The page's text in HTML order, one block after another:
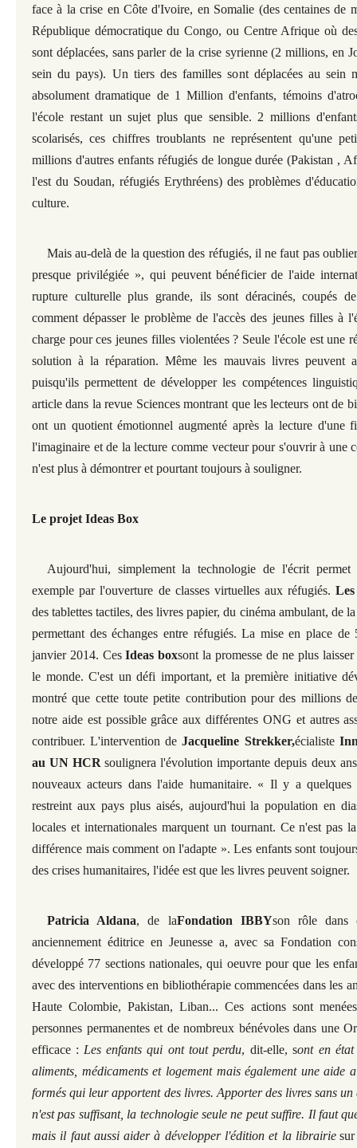
face à la crise en Côte d'Ivoire, en Somalie (des centaines de
République démocratique du Congo, ou Centre Afrique où
sont déplacées, sans parler de la crise syrienne (2 millions, en
sein du pays). Un tiers des familles sont déplacées au sein
absolument dramatique de 1 Million d'enfants, témoins
l'école restant un sujet plus que sensible. 2 millions
scolarisés, ces chiffres troublants ne représentent qu'une
millions d'autres enfants réfugiés de longue durée (Pakistan ,
l'est du Soudan, réfugiés Erythréens) des problèmes
culture.
Mais au-delà de la question des réfugiés, il ne faut pas
presque privilégiée », qui peuvent bénéficier de l'aide
rupture culturelle plus grande, ils sont déracinés, coupés
comment dépasser le problème de l'accès des jeunes filles à
charge pour ces jeunes filles violentées ? Seule l'école est une
solution à la réparation. Même les mauvais livres peuvent
puisqu'ils permettent de développer les compétences
article dans la revue Sciences montrant que les lecteurs ont de
ont un quotient émotionnel augmenté après la lecture d'une
l'imaginaire et de la lecture comme vecteur pour s'ouvrir à une
n'est plus à démontrer et pourtant toujours à souligner.
Le projet Ideas Box
Aujourd'hui, simplement la technologie de l'écrit permet
exemple par l'ouverture de classes virtuelles aux réfugiés.
des tablettes tactiles, des livres papier, du cinéma ambulant, de
permettant des échanges entre réfugiés. La mise en place
janvier 2014. Ces Ideas boxsont la promesse de ne plus
le monde. C'est un défi important, et la première initiative
montré que cette toute petite contribution pour des millions
notre aide est possible grâce aux différentes ONG et autres
contribuer. L'intervention de Jacqueline Strekker,écialiste
au UN HCR soulignera l'évolution importante depuis deux
nouveaux acteurs dans l'aide humanitaire. « Il y a quelques
restreint aux pays plus aisés, aujourd'hui la population en
locales et internationales marquent un tournant. Ce n'est pas
différence mais comment on l'adapte ». Les enfants sont
des crises humanitaires, l'idée est que les livres peuvent soigner.
Patricia Aldana, de laFondation IBBYson rôle dans
anciennement éditrice en Jeunesse a, avec sa Fondation
développé 77 sections nationales, qui oeuvre pour que les
avec des interventions en bibliothérapie commencées dans les
Haute Colombie, Pakistan, Liban... Ces actions sont
personnes permanentes et de nombreux bénévoles dans une
efficace : Les enfants qui ont tout perdu, dit-elle, sont en
aliments, médicaments et logement mais également une aide
formés qui leur apportent des livres. Apporter des livres sans
n'est pas suffisant, la technologie seule ne peut suffire. Il faut
mais il faut aussi aider à développer l'édition et la librairie